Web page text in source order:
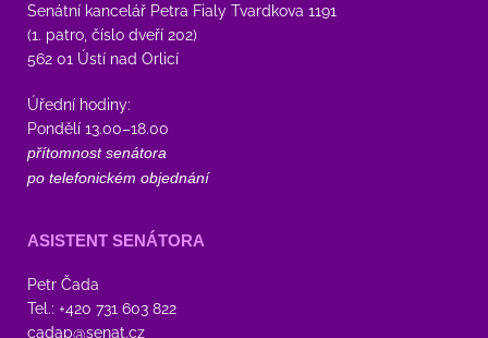
Senátní kancelář Petra Fialy Tvardkova 1191
(1. patro, číslo dveří 202)
562 01 Ústí nad Orlicí
Úřední hodiny:
Pondělí 13.00–18.00
přítomnost senátora
po telefonickém objednání
ASISTENT SENÁTORA
Petr Čada
Tel.: +420 731 603 822
cadap@senat.cz